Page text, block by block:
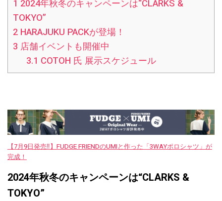
1 2024年秋冬のキャンペーンは“CLARKS &
TOKYO”
2HARAJUKU PACKが登場！
3 店舗イベントも開催中
3.1 COTOH 氏 展示スケジュール
【7月9日発売‼︎】FUDGE FRIENDのUMIと作った「3WAYポロシャツ」が
完成！
2024年秋冬のキャンペーンは“CLARKS &
TOKYO”